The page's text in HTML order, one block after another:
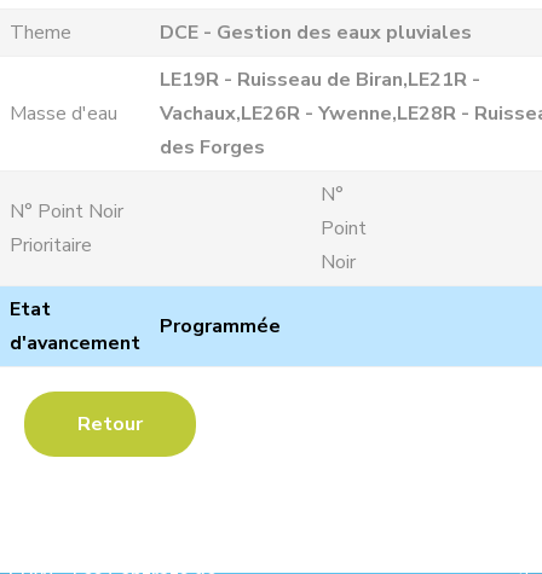
Theme DCE - Gestion des eaux pluviales
Masse d'eau
LE19R - Ruisseau de Biran,LE21R -
Vachaux,LE26R - Ywenne,LE28R -
des Forges
N° Point Noir
Prioritaire
N°
Point
Noir
Etat
d'avancement
Programmée
Retour